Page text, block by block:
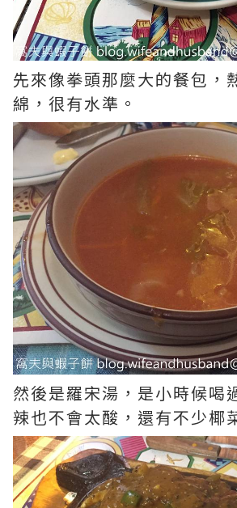
先來像拳頭那麼大的餐包，
綿，很有水準。
然後是羅宋湯，是小時候喝
辣也不會太酸，還有不少椰